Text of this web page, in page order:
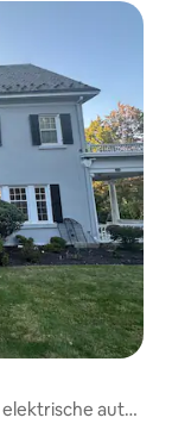
auto,